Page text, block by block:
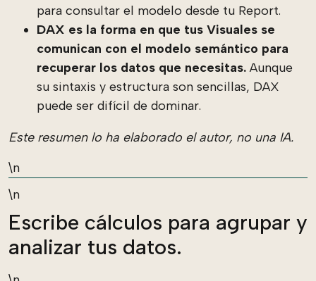
para consultar el modelo desde tu Report.
DAX es la forma en que tus Visuales se
comunican con el modelo semántico para
recuperar los datos que necesitas. Aunque
su sintaxis y estructura son sencillas, DAX
puede ser difícil de dominar.
Este resumen lo ha elaborado el autor, no una IA.
\n
\n
Escribe cálculos para agrupar y
analizar tus datos.